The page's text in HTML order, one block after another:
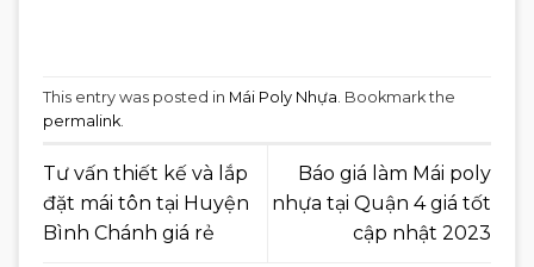
This entry was posted in Mái Poly Nhựa . Bookmark the
permalink
Tư vấn thiết kế và lắp
đặt mái tôn tại Huyện
Bình Chánh giá rẻ
Báo giá làm Mái poly
nhựa tại Quận 4 giá tốt
cập nhật 2023